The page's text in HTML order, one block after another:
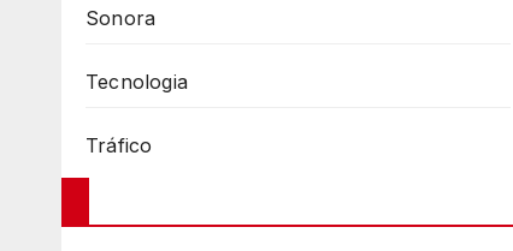
Sonora
Tecnologia
Tráfico